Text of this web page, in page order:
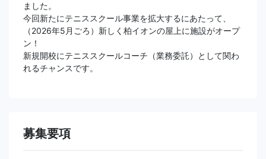
ました。
今回新たにテニススクール事業を拡大するにあたって、
（2026年5月ごろ）新しく柏イオンの屋上に施設がオープ
ン！
新規開校にテニススクールコーチ（業務委託）として関わ
れるチャンスです。
募集要項